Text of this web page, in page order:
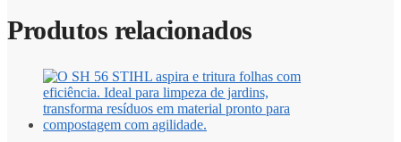
Produtos relacionados